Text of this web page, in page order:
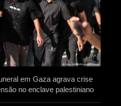
em Gaza agrava crise
no enclave palestiniano